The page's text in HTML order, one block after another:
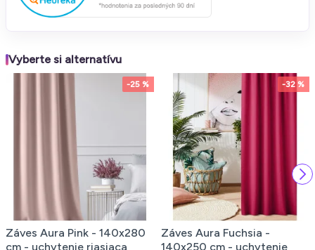
Vyberte si alternatívu
-25 %
Záves Aura Pink - 140x280
cm - uchytenie riasiaca
-32 %
Záves Aura Fuchsia -
140x250 cm - uchytenie